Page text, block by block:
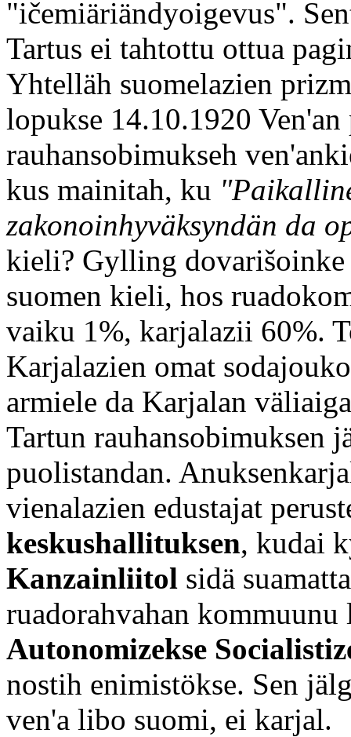
"ičemiäriändyoigevus".
Tartus ei tahtottu ottua
Yhtelläh suomelazien
lopukse 14.10.1920
rauhansobimukseh
kus mainitah, ku
zakonoinhyväksyndän da
kieli? Gylling
suomen kieli, hos
vaiku 1%, karjalazii 60%.
Karjalazien omat
armiele da Karjalan
Tartun rauhansobimuksen
puolistandan.
vienalazien edustajat
keskushallituksen, kudai
Kanzainliitol sidä
ruadorahvahan
Autonomizekse
nostih enimistökse. Sen
ven'a libo suomi, ei karjal.